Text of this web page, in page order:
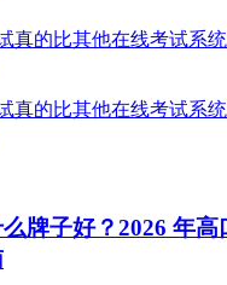
牌子好？2026 年高